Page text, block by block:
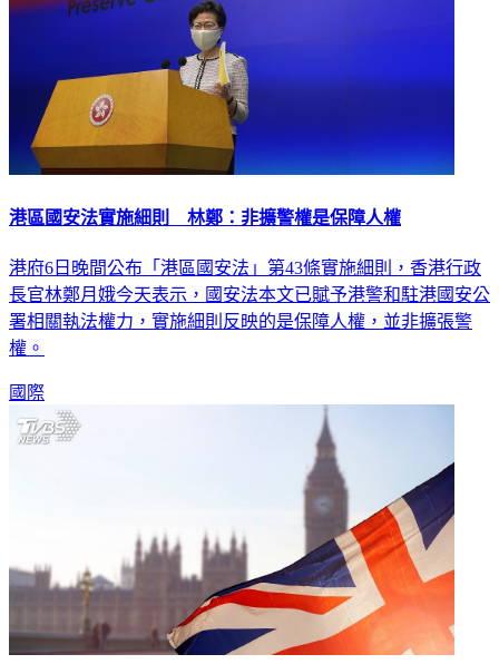
港區國安法實施細則 林鄭：非擴警權是保障人權
港府6日晚間公布「港區國安法」第43條實施細則，香港行政
長官林鄭月娥今天表示，國安法本文已賦予港警和駐港國安公
署相關執法權力，實施細則反映的是保障人權，並非擴張警
權。
國際